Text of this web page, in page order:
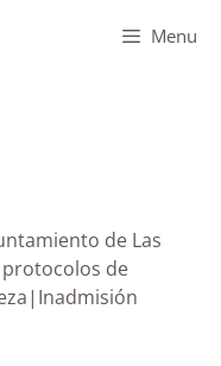
Menu
de Las
protocolos de